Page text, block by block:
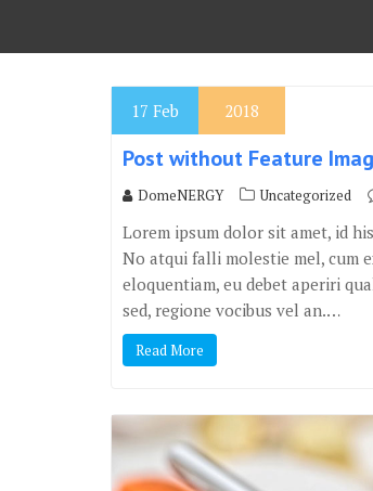
17 Feb 2018
Post without Feature
DomeNERGY Uncategorized
Lorem ipsum dolor sit amet, id
No atqui falli molestie mel, cum
eloquentiam, eu debet aperiri
sed, regione vocibus vel an.…
Read More